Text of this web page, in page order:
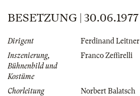
BESETZUNG | 30.06.1977
Dirigent
Ferdinand Leitner
Inszenierung,
Bühnenbild und
Kostüme
Franco Zeffirelli
Chorleitung Norbert Balatsch